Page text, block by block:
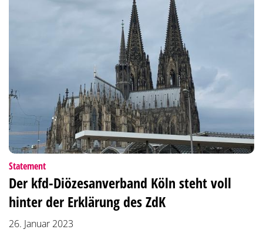
Statement:
Der kfd-Diözesanverband Köln steht voll
hinter der Erklärung des ZdK
26. Januar 2023